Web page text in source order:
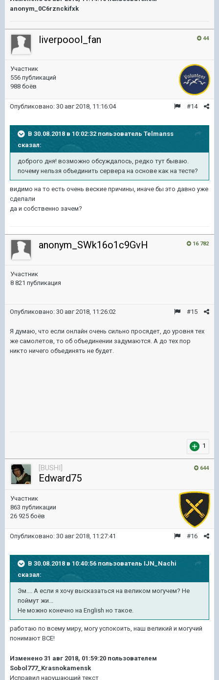
anonym_0C6rznckifxk
44
liverpoool_fan
Участник
556 публикаций
988 боёв
#14
Опубликовано: 30 авг 2018, 11:16:04
В 30.08.2018 в 10:02:32 пользователь Telmanss
сказал:
доброго дня! возможно обсуждалось, редко тут бываю.
почему нельзя объединить сервера на основе как на тесте?
видимо на то есть очень веские причины, иначе бы это давно уже
сделали
да и собственно зачем?
16 782
anonym_SWk16o1c9GvH
Участник
8 821 публикация
#15
Опубликовано: 30 авг 2018, 11:26:02
Я думаю, что если онлайн очень сильно просядет, до уровня тех
же самолетов, то об объединении задумаются. А до тех пор
никто ничего объединять не будет.
1
644
[BUSHI]
Edward75
Участник
863 публикации
26 925 боёв
#16
Опубликовано: 30 авг 2018, 11:27:41
В 30.08.2018 в 10:40:56 пользователь IJN_Nachi
сказал:
Эм.... А если я хочу высказаться на великом могучем? Не
поймут жи...
Не можно конечно на English но такое.
работаю по всему миру, могу успокоить, наш великий и могучий
понимают ВСЕ!
Изменено 31 авг 2018, 01:59:20 пользователем
Sobol777_Krasnokamensk
Исправил нарушающий текст